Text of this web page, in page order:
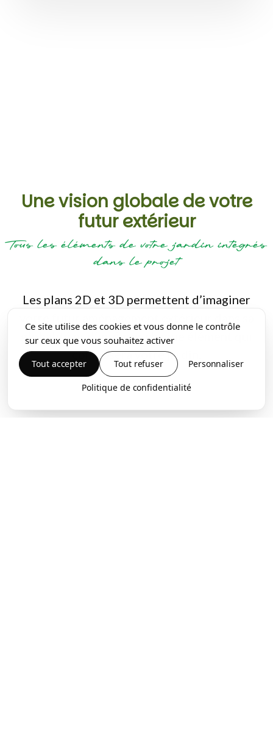
Une vision globale de votre
futur extérieur
Tous les éléments de votre jardin intégrés
dans le projet
Les plans 2D et 3D permettent d’imaginer
globalité et d’intégrer chaque élément qui
composera votre jardin.
Ce site utilise des cookies et vous donne le contrôle
sur ceux que vous souhaitez activer
Tout accepter Tout refuser Personnaliser
Politique de confidentialité